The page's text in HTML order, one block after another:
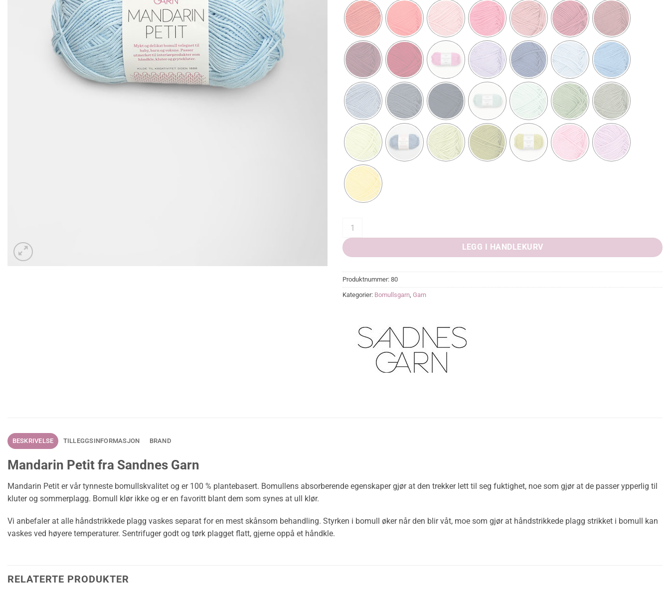
Mandarin Petit quantity
LEGG I HANDLEKURV
Produktnummer: 80
Kategorier: Bomullsgarn, Garn
BESKRIVELSE TILLEGGSINFORMASJON BRAND
Mandarin Petit fra Sandnes Garn
Mandarin Petit er vår tynneste bomullskvalitet og er 100 % plantebasert. Bomullens absorberende egenskaper gjør at den trekker lett til seg fuktighet, noe som gjør at de passer ypperlig til
kluter og sommerplagg. Bomull klør ikke og er en favoritt blant dem som synes at ull klør.
Vi anbefaler at alle håndstrikkede plagg vaskes separat for en mest skånsom behandling. Styrken i bomull øker når den blir våt, moe som gjør at håndstrikkede plagg strikket i bomull kan
vaskes ved høyere temperaturer. Sentrifuger godt og tørk plagget flatt, gjerne oppå et håndkle.
RELATERTE PRODUKTER